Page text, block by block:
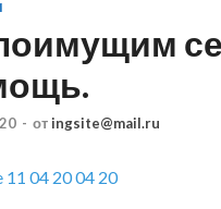
- от ingsite@mail.ru